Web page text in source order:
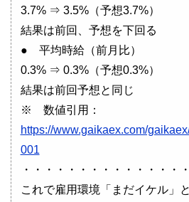
3.7% ⇒ 3.5%（予想3.7%）
結果は前回、予想を下回る
● 平均時給（前月比）
0.3% ⇒ 0.3%（予想0.3%）
結果は前回予想と同じ
※ 数値引用：
https://www.gaikaex.com/
001
・・・・・・・・・・・・・・・
これで雇用環境「まだイケル」